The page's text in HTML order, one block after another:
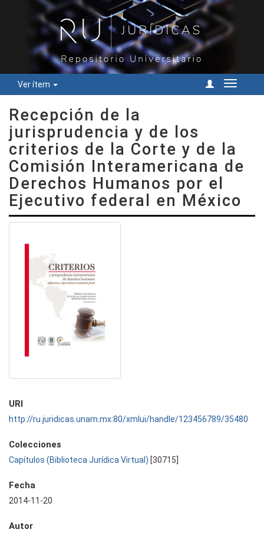
Ver ítem
Cambiar
Recepción de la
jurisprudencia y de los
criterios de la Corte y de la
Comisión Interamericana de
Derechos Humanos por el
Ejecutivo federal en México
URI
http://ru.juridicas.unam.mx:80/xmlui/handle/123456789/35480
Colecciones
Capítulos (Biblioteca Jurídica Virtual) [30715]
Fecha
2014-11-20
Autor